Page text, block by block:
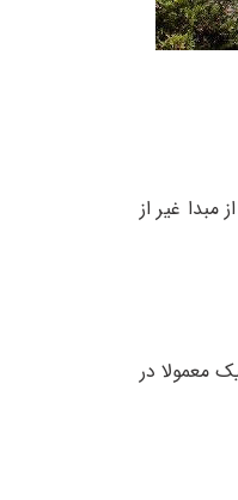
کنید. برای اقامت بیشتر از 14 روز یا ورود از مبدا غیر از
معمولا در